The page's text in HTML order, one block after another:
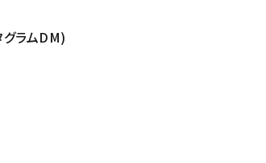
ラムDM)